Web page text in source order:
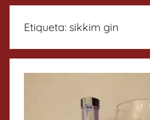
Etiqueta: sikkim gin